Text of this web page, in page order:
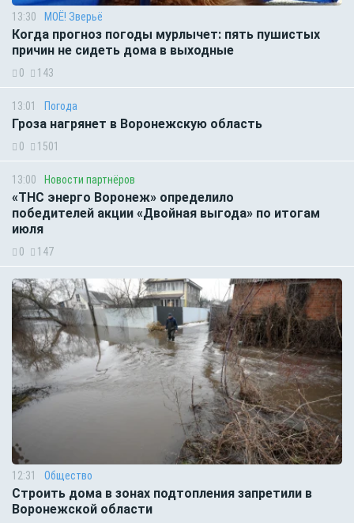
13:30 МОЁ! Зверьё
Когда прогноз погоды мурлычет: пять пушистых
причин не сидеть дома в выходные
0 143
13:01 Погода
Гроза нагрянет в Воронежскую область
0 1501
13:00 Новости партнёров
«ТНС энерго Воронеж» определило
победителей акции «Двойная выгода» по итогам
июля
0 147
12:31 Общество
Строить дома в зонах подтопления запретили в
Воронежской области